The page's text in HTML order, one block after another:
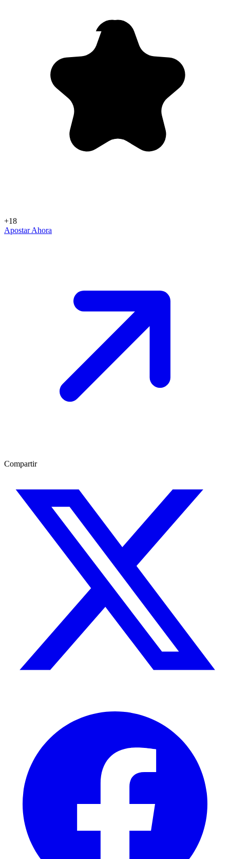
+18
Apostar Ahora
Compartir